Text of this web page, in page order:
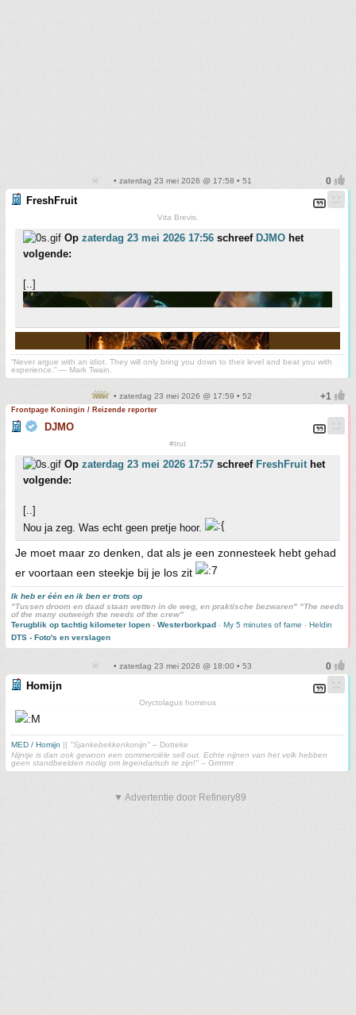
• zaterdag 23 mei 2026 @ 17:58 • 51
FreshFruit
Vita Brevis.
Op zaterdag 23 mei 2026 17:56 schreef DJMO het
volgende:
[..]
“Never argue with an idiot. They will only bring you down to their level and beat you with
experience.” ― Mark Twain.
• zaterdag 23 mei 2026 @ 17:59 • 52
Frontpage Koningin / Reizende reporter
DJMO
#trut
Op zaterdag 23 mei 2026 17:57 schreef FreshFruithet
volgende:
[..]
Nou ja zeg. Was echt geen pretje hoor.
Je moet maar zo denken, dat als je een zonnesteek hebt gehad
er voortaan een steekje bij je los zit
Ik heb er één en ik ben er trots op
"Tussen droom en daad staan wetten in de weg, en praktische bezwaren" "The needs
of the many outweigh the needs of the crew"
Terugblik op tachtig kilometer lopen - Westerborkpad - My 5 minutes of fame - Heldin
DTS - Foto's en verslagen
• zaterdag 23 mei 2026 @ 18:00 • 53
Homijn
Oryctolagus hominus
MED / Homijn || "Sjankebekkenkonijn" – Dotteke
Nijntje is dan ook gewoon een commerciële sell out. Echte nijnen van het volk hebben
geen standbeelden nodig om legendarisch te zijn!" – Grrrrrrrr
▼ Advertentie door Refinery89